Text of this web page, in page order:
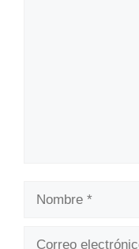
Nombre
Correo